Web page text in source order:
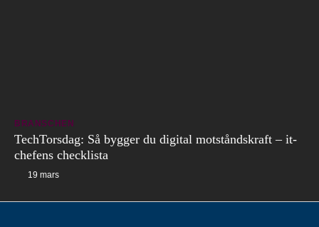
BRANSCHEN
TechTorsdag: Så bygger du digital motståndskraft – it-
chefens checklista
19 mars